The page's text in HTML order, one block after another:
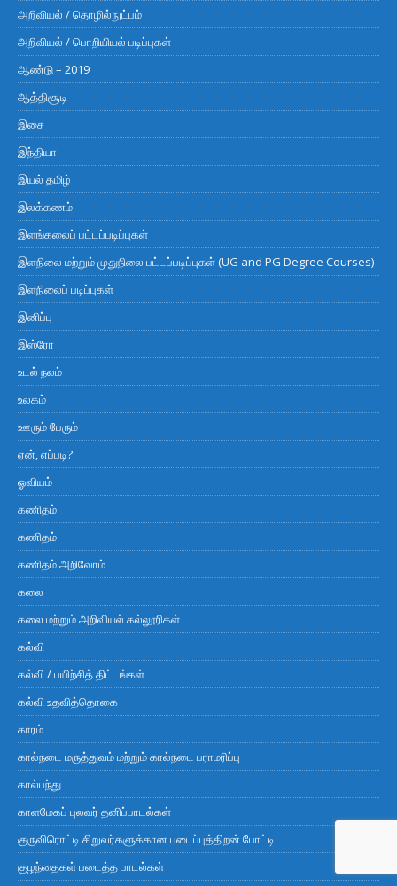
அறிவியல் / தொழில்நுட்பம்
அறிவியல் / பொறியியல் படிப்புகள்
ஆண்டு – 2019
ஆத்திசூடி
இசை
இந்தியா
இயல் தமிழ்
இலக்கணம்
இளங்கலைப் பட்டப்படிப்புகள்
இளநிலை மற்றும் முதுநிலை பட்டப்படிப்புகள் (UG and PG Degree Courses)
இளநிலைப் படிப்புகள்
இனிப்பு
இஸ்ரோ
உடல் நலம்
உலகம்
ஊரும் பேரும்
ஏன், எப்படி?
ஓவியம்
கணிதம்
கணிதம்
கணிதம் அறிவோம்
கலை
கலை மற்றும் அறிவியல் கல்லூரிகள்
கல்வி
கல்வி / பயிற்சித் திட்டங்கள்
கல்வி உதவித்தொகை
காரம்
கால்நடை மருத்துவம் மற்றும் கால்நடை பராமரிப்பு
கால்பந்து
காளமேகப் புலவர் தனிப்பாடல்கள்
குருவிரொட்டி சிறுவர்களுக்கான படைப்புத்திறன் போட்டி
குழந்தைகள் படைத்த பாடல்கள்